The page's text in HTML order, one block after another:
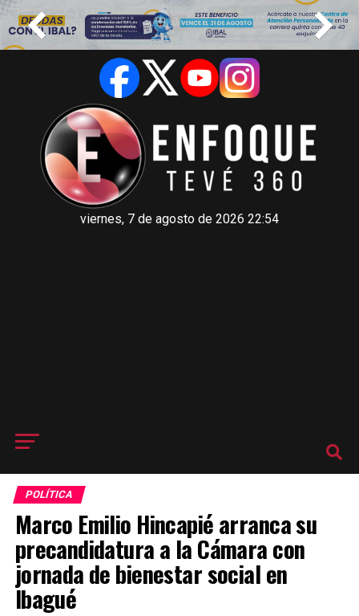
viernes, 7 de agosto de 2026 22:54
POLÍTICA
Marco Emilio Hincapié arranca su
precandidatura a la Cámara con
jornada de bienestar social en
Ibagué